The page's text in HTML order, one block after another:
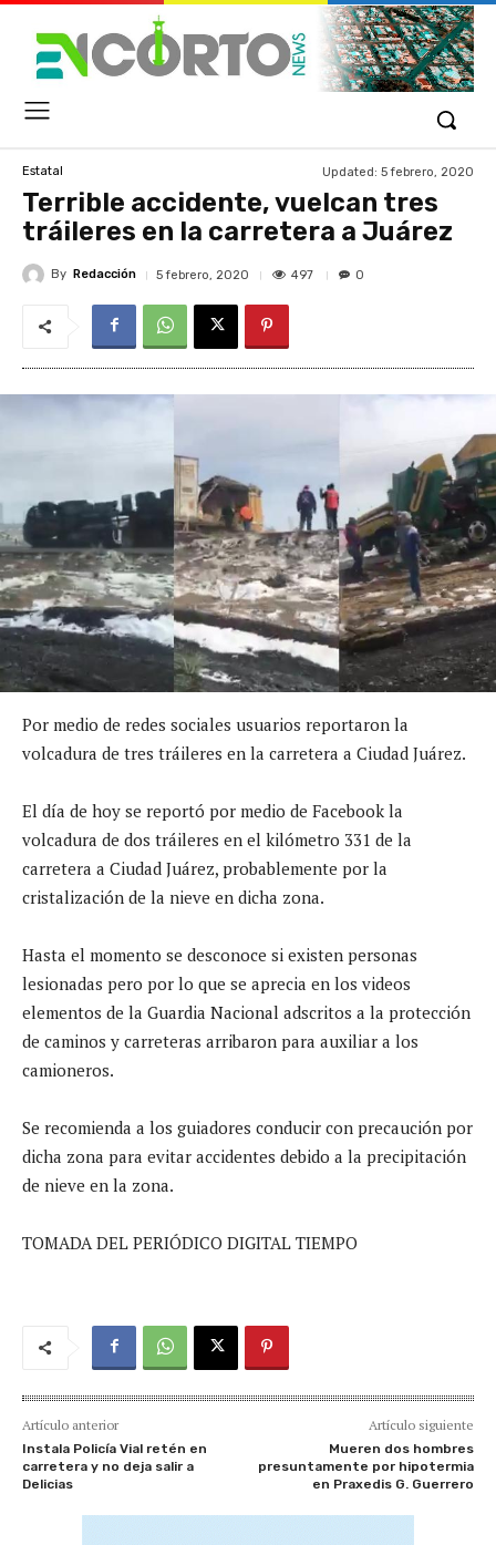
Estatal Updated: 5 febrero, 2020
Terrible accidente, vuelcan tres
tráileres en la carretera a Juárez
By Redacción 5 febrero, 2020 497 0
Por medio de redes sociales usuarios reportaron la
volcadura de tres tráileres en la carretera a Ciudad Juárez.
El día de hoy se reportó por medio de Facebook la
volcadura de dos tráileres en el kilómetro 331 de la
carretera a Ciudad Juárez, probablemente por la
cristalización de la nieve en dicha zona.
Hasta el momento se desconoce si existen personas
lesionadas pero por lo que se aprecia en los videos
elementos de la Guardia Nacional adscritos a la protección
de caminos y carreteras arribaron para auxiliar a los
camioneros.
Se recomienda a los guiadores conducir con precaución por
dicha zona para evitar accidentes debido a la precipitación
de nieve en la zona.
TOMADA DEL PERIÓDICO DIGITAL TIEMPO
Artículo anterior
Instala Policía Vial retén en
carretera y no deja salir a
Delicias
Artículo siguiente
Mueren dos hombres
presuntamente por hipotermia
en Praxedis G. Guerrero